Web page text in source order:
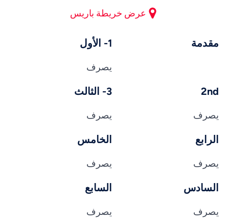
عرض خريطة باريس
مقدمة 1- الأول
يصرف
2nd
يصرف
3- الثالث
يصرف
الرابع
يصرف
الخامس
يصرف
السادس
يصرف
السابع
يصرف